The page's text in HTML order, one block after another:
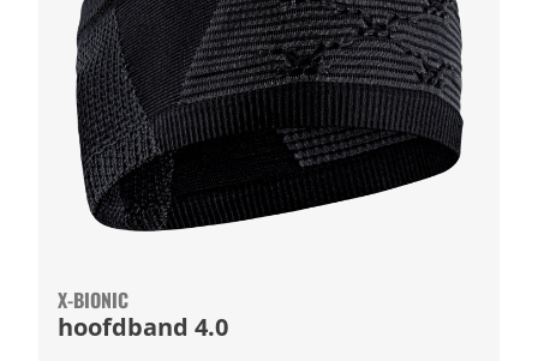
X-BIONIC
hoofdband 4.0